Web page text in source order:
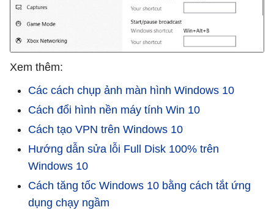
Xem thêm:
Các cách chụp ảnh màn hình Windows 10
Cách đổi hình nền máy tính Win 10
Cách tạo VPN trên Windows 10
Hướng dẫn sửa lỗi Full Disk 100% trên
Windows 10
Cách tăng tốc Windows 10 bằng cách tắt ứng
dụng chạy ngầm